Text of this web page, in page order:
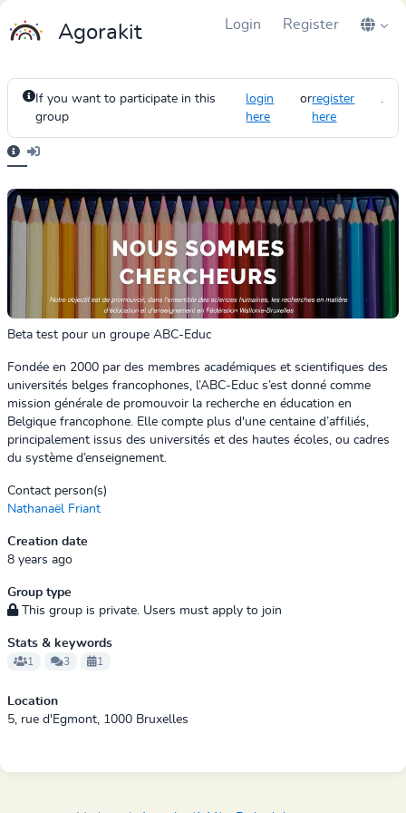
Agorakit Login Register
If you want to participate in this
group
login
here
orregister
here
.
Beta test pour un groupe ABC-Educ
Fondée en 2000 par des membres académiques et scientifiques des
universités belges francophones, l’ABC-Educ s’est donné comme
mission générale de promouvoir la recherche en éducation en
Belgique francophone. Elle compte plus d'une centaine d’affiliés,
principalement issus des universités et des hautes écoles, ou cadres
du système d’enseignement.
Contact person(s)
Nathanaël Friant
Creation date
8 years ago
Group type
This group is private. Users must apply to join
Stats & keywords
1 3 1
Location
5, rue d'Egmont, 1000 Bruxelles